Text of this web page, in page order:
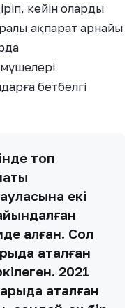
кейін оларды
ақпарат арнайы
бетбелгі
топ
екі
алған. Сол
аталған
2021
аталған